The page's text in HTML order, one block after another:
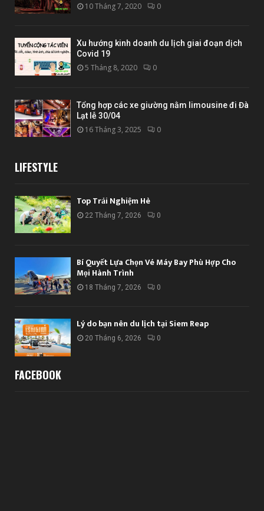
10 Tháng 7, 2020 0
Xu hướng kinh doanh du lịch giai đoạn dịch
Covid 19
5 Tháng 8, 2020 0
Tổng hợp các xe giường nằm limousine đi Đà
Lạt lễ 30/04
16 Tháng 3, 2025 0
LIFESTYLE
Top Trải Nghiệm Hè
22 Tháng 7, 2026 0
Bí Quyết Lựa Chọn Vé Máy Bay Phù Hợp Cho
Mọi Hành Trình
18 Tháng 7, 2026 0
Lý do bạn nên du lịch tại Siem Reap
20 Tháng 6, 2026 0
FACEBOOK